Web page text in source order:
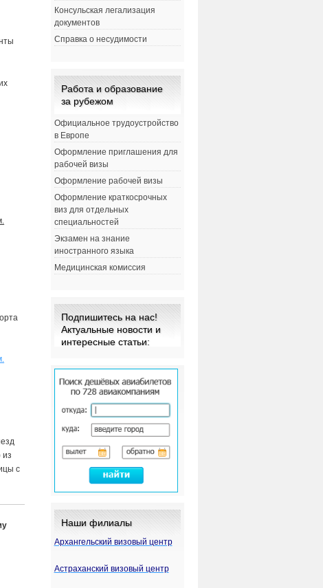
из
с
Консульская легализация
документов
Справка о несудимости
Работа и образование
за рубежом
Официальное трудоустройство
в Европе
Оформление приглашения для
рабочей визы
Оформление рабочей визы
Оформление краткосрочных
виз для отдельных
специальностей
Экзамен на знание
иностранного языка
Медицинская комиссия
Подпишитесь на нас!
Актуальные новости и
интересные статьи:
Наши филиалы
Архангельский визовый центр
Астраханский визовый центр